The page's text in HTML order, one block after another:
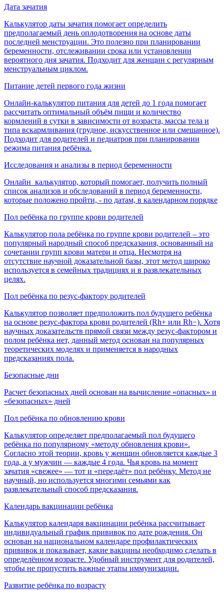
Дата зачатия
Калькулятор даты зачатия помогает определить
предполагаемый день оплодотворения на основе даты
последней менструации. Это полезно при планировании
беременности, отслеживании срока или установлении
вероятного дня зачатия. Подходит для женщин с регулярным
менструальным циклом.
Питание детей первого года жизни
Онлайн-калькулятор питания для детей до 1 года помогает
рассчитать оптимальный объём пищи и количество
кормлений в сутки в зависимости от возраста, массы тела и
типа вскармливания (грудное, искусственное или смешанное).
Подходит для родителей и педиатров при планировании
режима питания ребёнка.
Исследования и анализы в период беременности
Онлайн калькулятор, который помогает, получить полный
список анализов и обследований в период беременности,
которые положено пройти, - по датам, в календарном порядке
Пол ребёнка по группе крови родителей
Калькулятор пола ребёнка по группе крови родителей – это
популярный народный способ предсказания, основанный на
сочетании групп крови матери и отца. Несмотря на
отсутствие научной доказательной базы, этот метод широко
используется в семейных традициях и в развлекательных
целях.
Пол ребёнка по резус-фактору родителей
Калькулятор позволяет предположить пол будущего ребёнка
на основе резус-фактора крови родителей (Rh+ или Rh−). Хотя
научных доказательств прямой связи между резус-фактором и
полом ребёнка нет, данный метод основан на популярных
теоретических моделях и применяется в народных
предсказаниях пола.
Безопасные дни
Расчет безопасных дней основан на вычисление «опасных» и
«безопасных» дней
Пол ребёнка по обновлению крови
Калькулятор определяет предполагаемый пол будущего
ребёнка по популярному «методу обновления крови».
Согласно этой теории, кровь у женщин обновляется каждые 3
года, а у мужчин — каждые 4 года. Чья кровь на момент
зачатия «свежее» — тот и «передаёт» пол ребёнку. Метод не
научный, но используется многими семьями как
развлекательный способ предсказания.
Календарь вакцинации ребёнка
Калькулятор календаря вакцинации ребёнка рассчитывает
индивидуальный график прививок по дате рождения. Он
основан на национальном календаре профилактических
прививок и показывает, какие вакцины необходимо сделать в
определённом возрасте. Удобный инструмент для родителей,
чтобы не пропустить важные этапы иммунизации.
Развитие ребёнка по возрасту